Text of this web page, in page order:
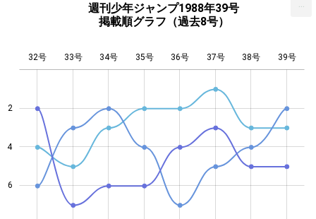
週刊少年ジャンプ1988年39号
掲載順グラフ（過去8号）
4
2
4
6
32号 33号 34号 35号 36号 37号 38号 39号